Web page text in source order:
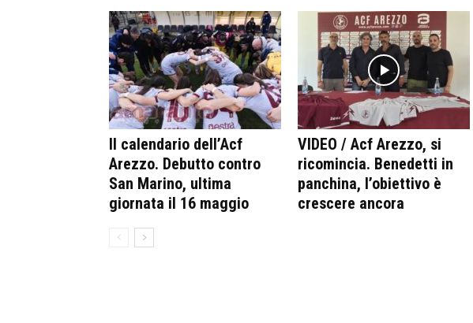
Il calendario dell’Acf
Arezzo. Debutto contro
San Marino, ultima
giornata il 16 maggio
VIDEO / Acf Arezzo, si
ricomincia. Benedetti in
panchina, l’obiettivo è
crescere ancora